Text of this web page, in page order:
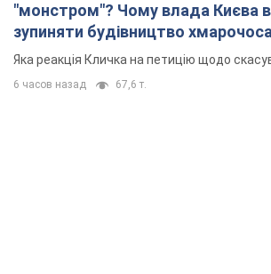
"монстром"? Чому влада Києва
зупиняти будівництво
"московського вірянина"
Яка реакція Кличка на петицію щодо
6 часов назад 67,6 т.